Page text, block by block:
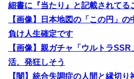
細書に『当たり』と記載されてる
【画像】日本地図の「この円」の
負け人生確定です
【画像】親ガチャ「ウルトラ
活、発狂しそう
【闇】統合失調症の人間と縁切